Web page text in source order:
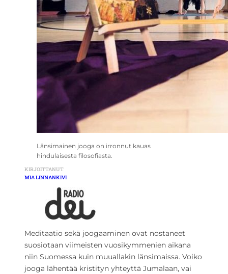
Länsimainen jooga on irronnut kauas
hindulaisesta filosofiasta.
KIRJOITTANUT
MIA LINNANKIVI
Meditaatio sekä joogaaminen ovat nostaneet
suosiotaan viimeisten vuosikymmenien aikana
niin Suomessa kuin muuallakin länsimaissa. Voiko
jooga lähentää kristityn yhteyttä Jumalaan, vai